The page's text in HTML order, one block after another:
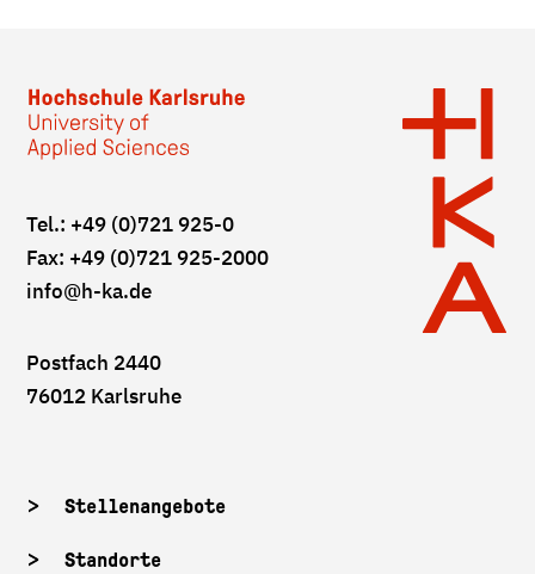
Tel.: +49 (0)721 925-0
Fax: +49 (0)721 925-2000
info@h-ka.de
Postfach 2440
76012 Karlsruhe
Stellenangebote
Standorte